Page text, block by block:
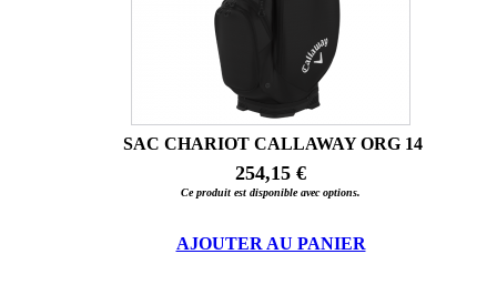
SAC CHARIOT CALLAWAY ORG 14
254,15 €
Ce produit est disponible avec options.
AJOUTER AU PANIER